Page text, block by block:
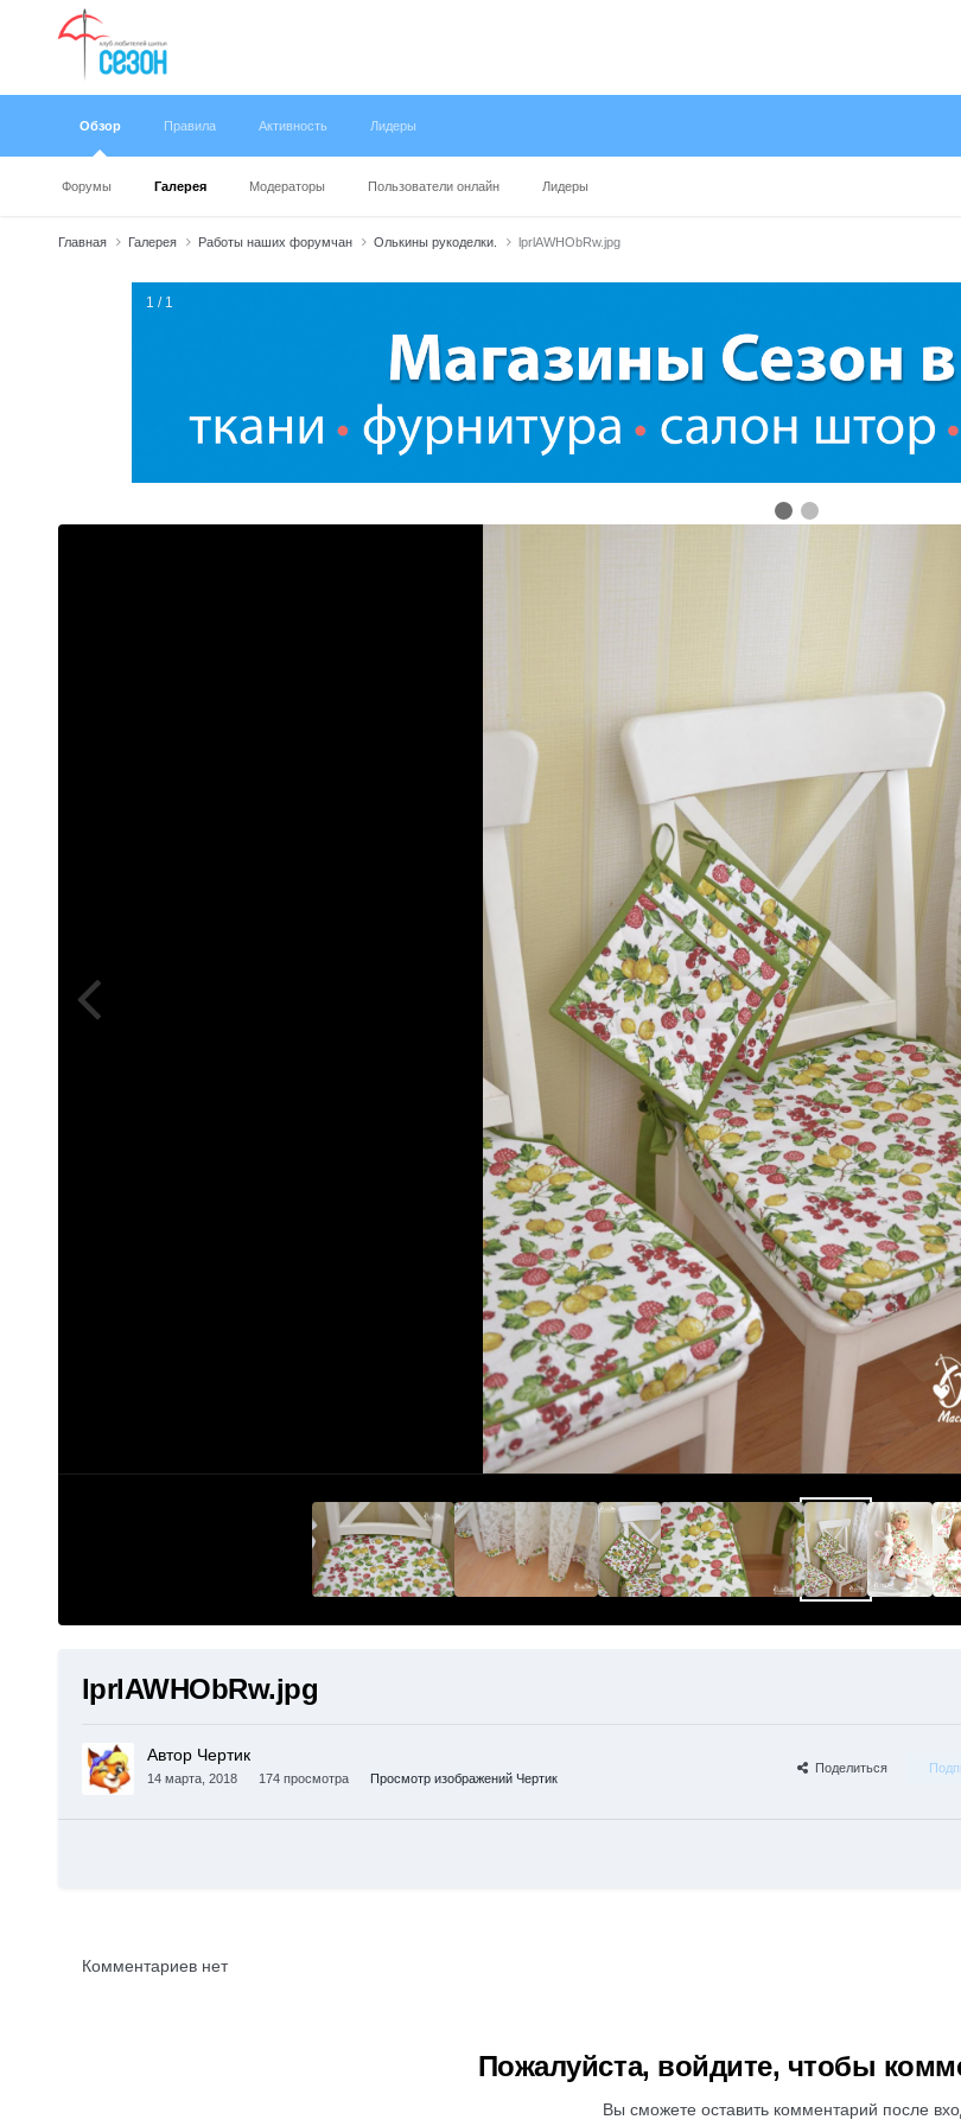
Обзор
Форумы Галерея Модераторы Пользователи онлайн Лидеры
Правила Активность Лидеры
Главная Галерея Работы наших форумчан Олькины рукоделки. lprlAWHObRw.jpg
1 / 1
lprlAWHObRw.jpg
Автор Чертик
14 марта, 2018 174 просмотра Просмотр изображений Чертик
Поделиться
Комментариев нет
Пожалуйста, войдите, чтобы
Вы сможете оставить комментарий после